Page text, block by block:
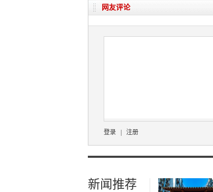
网友评论
登录 注册
新闻推荐